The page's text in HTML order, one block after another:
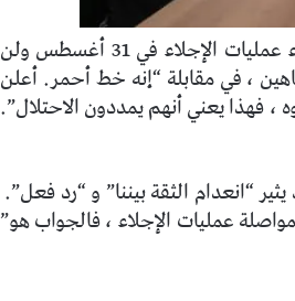
ومع ذلك ، فقد حذرت طالبان بالفعل الدول الغربية: سيتعين عليهم إنهاء عمليات الإجلاء في 31 أغسطس ولن
، في مقابلة “إنه خط أحمر. أعلن
في 31 أغسطس. لذا إذا مدوه ، فهذا يعني أنهم يمددون الاحتلال”.
“انعدام الثقة بيننا” و “رد فعل”.
عمليات الإجلاء ، فالجواب هو”